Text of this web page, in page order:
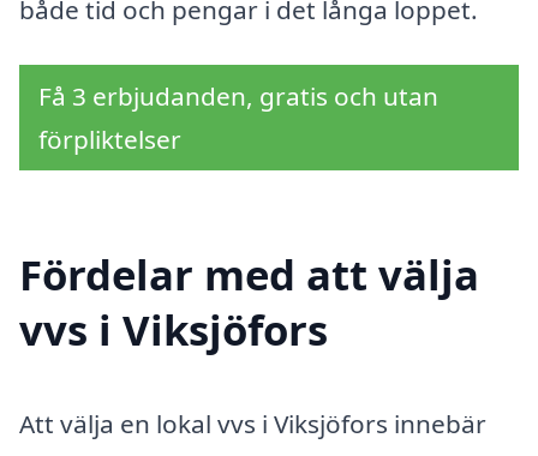
både tid och pengar i det långa loppet.
Få 3 erbjudanden, gratis och utan
förpliktelser
Fördelar med att välja
vvs i Viksjöfors
Att välja en lokal vvs i Viksjöfors innebär